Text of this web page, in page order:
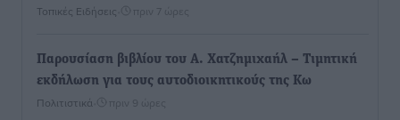
Τοπικές Ειδήσεις πριν 7 ώρες
Παρουσίαση βιβλίου του Α. Χατζημιχαήλ – Τιμητική
εκδήλωση για τους αυτοδιοικητικούς της Κω
Πολιτιστικά πριν 9 ώρες